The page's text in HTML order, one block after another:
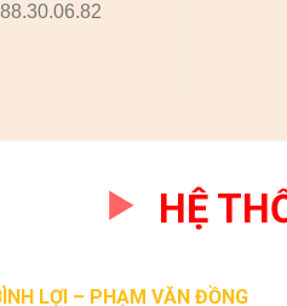
HỆ
LỢI – PHẠM VĂN ĐỒNG